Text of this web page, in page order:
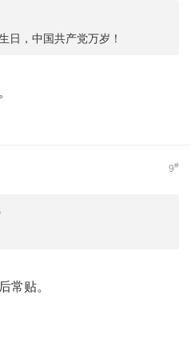
日，中国共产党万岁！
9#
常贴。